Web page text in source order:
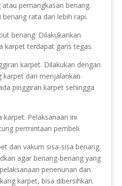
pemangkasan benang.
rata dan lebih rapi.
benang. Dilakukankan
karpet terdapat garis tegas.
karpet. Dilakukan dengan
karpet dan menjalankan
pinggiran karpet sehingga
karpet. Pelaksanaan ini
permintaan pembeli.
dan vakum sisa-sisa benang.
agar benang-benang yang
penenunan dan
karpet, bisa dibersihkan.